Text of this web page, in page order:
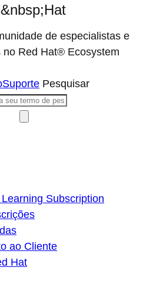
de especialistas e
Red Hat® Ecosystem
Suporte Pesquisar
Subscription
ao Cliente
Hat